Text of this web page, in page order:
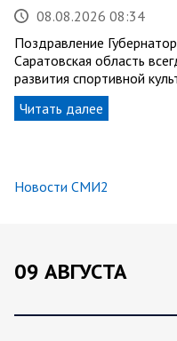
08.08.2026 08:34
Поздравление
Саратовская область
развития спортивной
Читать далее
Новости СМИ2
09 АВГУСТА